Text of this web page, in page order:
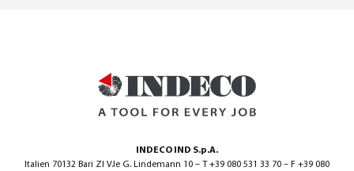
Deutsch
INDECO IND S.p.A.
Italien 70132 Bari ZI V.le G. Lindemann 10 – T +39 080 531 33 70 – F +39 080